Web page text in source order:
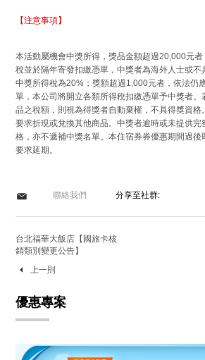
【注意事項】
本活動屬機會中獎所得，獎品金額超過20,000元
稅並於隔年寄發扣繳憑單，中獎者為海外人士或不
中獎所得稅為20%；獎額超過1,000元者，依法仍
單，本公司將開立各類所得稅扣繳憑單予中獎者
品之稅額，則視為得獎者自動棄權，不具得獎資格
要求折現或兌換其他商品。中獎者逾時或未提供完
格，亦不遞補中獎名單。本住宿券券優惠期間過
要求延期。
聯絡我們 分享至社群:
台北福華大飯店【國旅卡核
銷類別變更公告】
上一則
優惠專案